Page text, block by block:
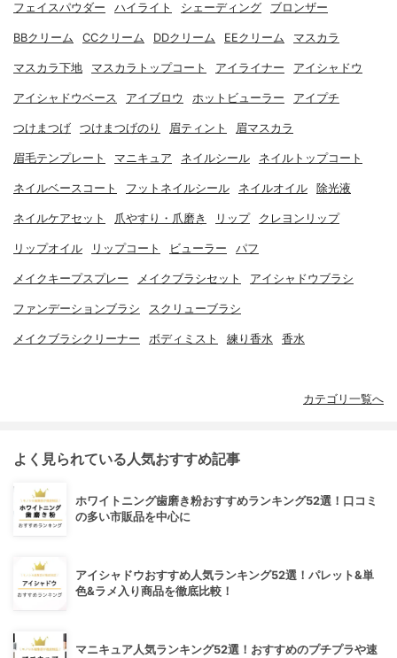
フェイスパウダー ハイライト シェーディング ブロンザー
BBクリーム CCクリーム DDクリーム EEクリーム マスカラ
マスカラ下地 マスカラトップコート アイライナー アイシャドウ
アイシャドウベース アイブロウ ホットビューラー アイプチ
つけまつげ つけまつげのり 眉ティント 眉マスカラ
眉毛テンプレート マニキュア ネイルシール ネイルトップコート
ネイルベースコート フットネイルシール ネイルオイル 除光液
ネイルケアセット 爪やすり・爪磨き リップ クレヨンリップ
リップオイル リップコート ビューラー パフ
メイクキープスプレー メイクブラシセット アイシャドウブラシ
ファンデーションブラシ スクリューブラシ
メイクブラシクリーナー ボディミスト 練り香水 香水
カテゴリ一覧へ
よく見られている人気おすすめ記事
ホワイトニング歯磨き粉おすすめランキング52選！口コミ
の多い市販品を中心に
アイシャドウおすすめ人気ランキング52選！パレット&単
色&ラメ入り商品を徹底比較！
マニキュア人気ランキング52選！おすすめのプチプラや速